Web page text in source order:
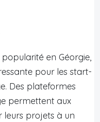
en Géorgie,
pour les start-
Des plateformes
permettent aux
leurs projets à un